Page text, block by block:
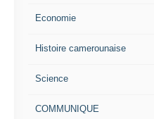
Economie
Histoire camerounaise
Science
COMMUNIQUE